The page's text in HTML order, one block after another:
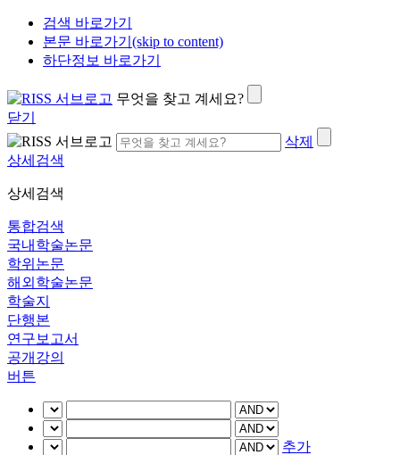
검색 바로가기
본문 바로가기(skip to content)
하단정보 바로가기
무엇을 찾고 계세요?
닫기
삭제
상세검색
상세검색
통합검색
국내학술논문
학위논문
해외학술논문
학술지
단행본
연구보고서
공개강의
버튼
추가